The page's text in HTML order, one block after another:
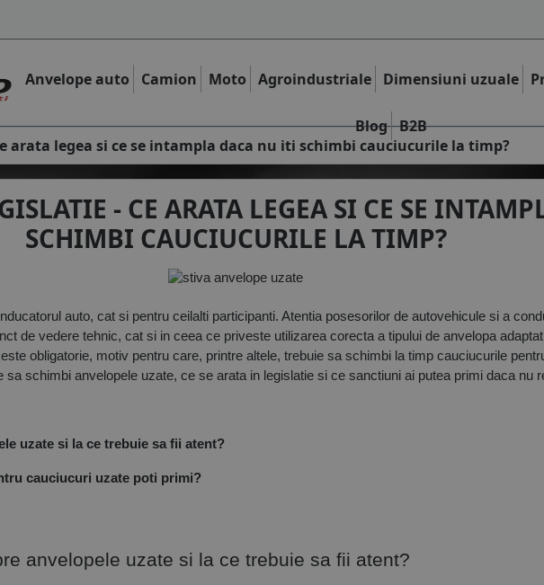
Anvelope auto Camion Moto Agroindustriale Dimensiuni uzuale
Blog B2B
arata legea si ce se intampla daca nu iti schimbi cauciucurile la timp?
- CE ARATA LEGEA SI CE SE
SCHIMBI CAUCIUCURILE LA TIMP?
auto, cat si pentru ceilalti participanti. Atentia posesorilor de autovehicule si a
de vedere tehnic, cat si in ceea ce priveste utilizarea corecta a tipului de anvelopa
obligatorie, motiv pentru care, printre altele, trebuie sa schimbi la timp cauciucurile
schimbi anvelopele uzate, ce se arata in legislatie si ce sanctiuni ai putea primi daca nu
uzate si la ce trebuie sa fii atent?
cauciucuri uzate poti primi?
anvelopele uzate si la ce trebuie sa fii atent?